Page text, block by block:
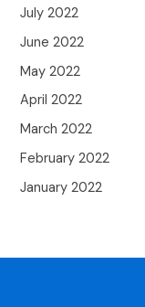
July 2022
June 2022
May 2022
April 2022
March 2022
February 2022
January 2022